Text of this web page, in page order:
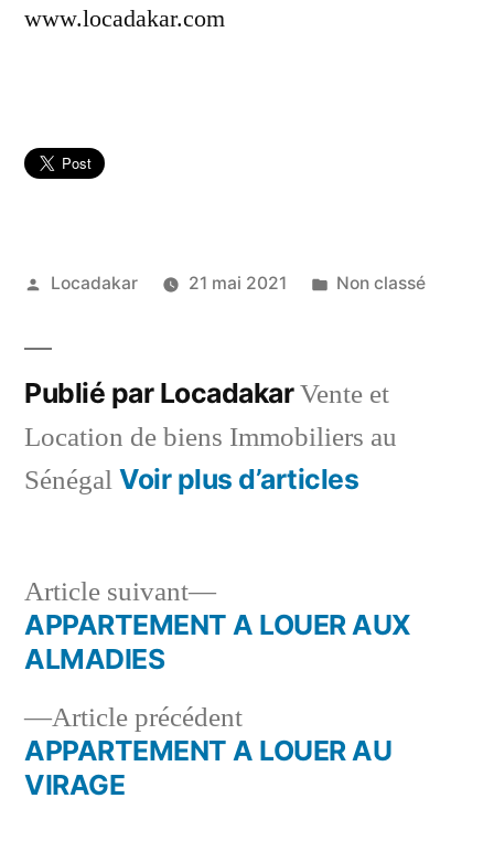
www.locadakar.com
Publié
Locadakar 21 mai 2021
Publié
Non classé
Publié par LocadakarVente et
Location de biens Immobiliers au
Sénégal Voir plus d’articles
Navigation
l’article
Article précédentArticle
précédent :
APPARTEMENT A LOUER AU
VIRAGE
Article suivant
Article
suivant :
APPARTEMENT A LOUER AUX
ALMADIES